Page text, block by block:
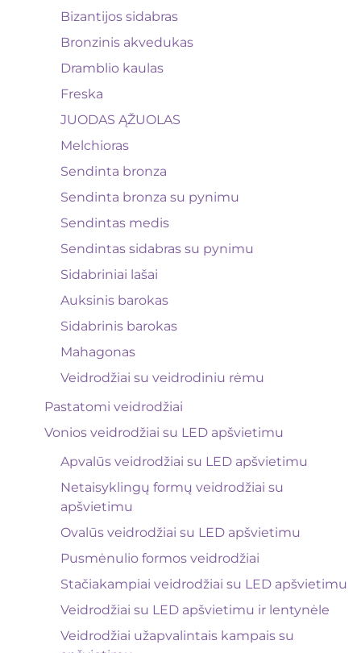
Bizantijos sidabras
Bronzinis akvedukas
Dramblio kaulas
Freska
JUODAS ĄŽUOLAS
Melchioras
Sendinta bronza
Sendinta bronza su pynimu
Sendintas medis
Sendintas sidabras su pynimu
Sidabriniai lašai
Auksinis barokas
Sidabrinis barokas
Mahagonas
Veidrodžiai su veidrodiniu rėmu
Pastatomi veidrodžiai
Vonios veidrodžiai su LED apšvietimu
Apvalūs veidrodžiai su LED apšvietimu
Netaisyklingų formų veidrodžiai su
apšvietimu
Ovalūs veidrodžiai su LED apšvietimu
Pusmėnulio formos veidrodžiai
Stačiakampiai veidrodžiai su LED apšvietimu
Veidrodžiai su LED apšvietimu ir lentynėle
Veidrodžiai užapvalintais kampais su